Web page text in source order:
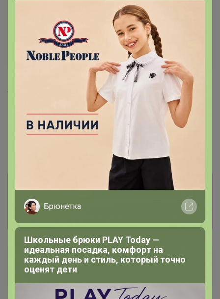
Укрытие Зимний домик -
допол.чехол h 100см(уп
Хит
108р
Вермикулит 5 л
Информация о заказах доступна
Шеляг
Кандидат в магистры
Брюнетка
Школьные брюки PLAY Today —
идеальная посадка, комфорт на
каждый день и стиль, который точно
оценят дети